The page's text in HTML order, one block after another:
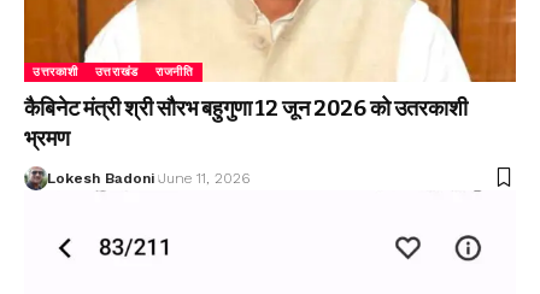
उत्तरकाशी उत्तराखंड राजनीति
कैबिनेट मंत्री श्री सौरभ बहुगुणा 12 जून 2026 को उतरकाशी
भ्रमण
Lokesh Badoni June 11, 2026